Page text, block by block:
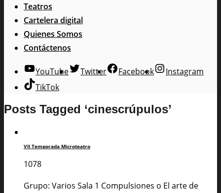
Teatros
Cartelera digital
Quienes Somos
Contáctenos
YouTube Twitter Facebook
Instagram
TikTok
Posts Tagged ‘cinescrúpulos’
VII Temporada Microteatro
1078
Grupo: Varios Sala 1 Compulsiones o El arte de